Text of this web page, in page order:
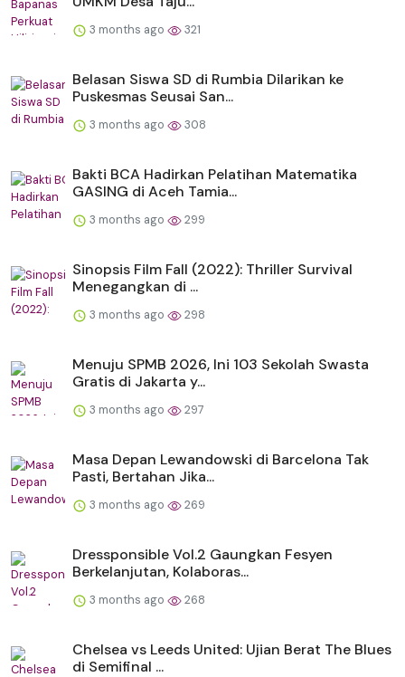
3 months ago 321
Belasan Siswa SD di Rumbia Dilarikan ke
Puskesmas Seusai San...
3 months ago 308
Bakti BCA Hadirkan Pelatihan Matematika
GASING di Aceh Tamia...
3 months ago 299
Sinopsis Film Fall (2022): Thriller Survival
Menegangkan di ...
3 months ago 298
Menuju SPMB 2026, Ini 103 Sekolah Swasta
Gratis di Jakarta y...
3 months ago 297
Masa Depan Lewandowski di Barcelona Tak
Pasti, Bertahan Jika...
3 months ago 269
Dressponsible Vol.2 Gaungkan Fesyen
Berkelanjutan, Kolaboras...
3 months ago 268
Chelsea vs Leeds United: Ujian Berat The Blues
di Semifinal ...